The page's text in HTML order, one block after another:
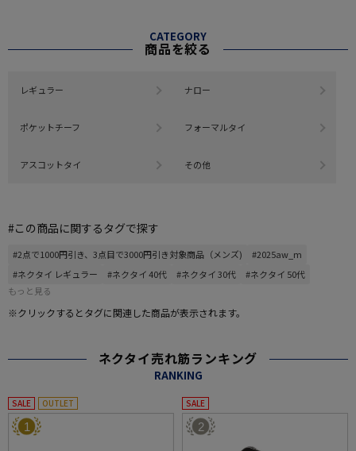
CATEGORY
商品を絞る
レギュラー ナロー
ポケットチーフ フォーマルタイ
アスコットタイ その他
#この商品に関するタグで探す
#2点で1000円引き、3点目で3000円引き対象商品（メンズ)
#2025aw_m
#ネクタイ レギュラー
#ネクタイ 40代 #ネクタイ 30代
#ネクタイ 50代
もっと見る
※クリックするとタグに関連した商品が表示されます。
ネクタイ売れ筋ランキング
RANKING
SALE OUTLET
1
SALE
2